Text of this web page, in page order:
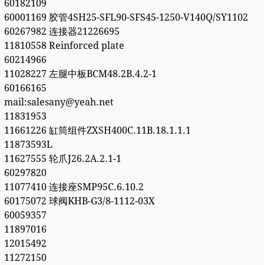
60182109
60001169 胶管4SH25-SFL90-SFS45-1250-V140Q/SY1102
60267982 连接器21226695
11810558 Reinforced plate
60214966
11028227 左腿中板BCM48.2B.4.2-1
60166165
mail:salesany@yeah.net
11831953
11661226 缸筒组件ZXSH400C.11B.18.1.1.1
11873593L
11627555 轮爪J26.2A.2.1-1
60297820
11077410 连接座SMP95C.6.10.2
60175072 球阀KHB-G3/8-1112-03X
60059357
11897016
12015492
11272150